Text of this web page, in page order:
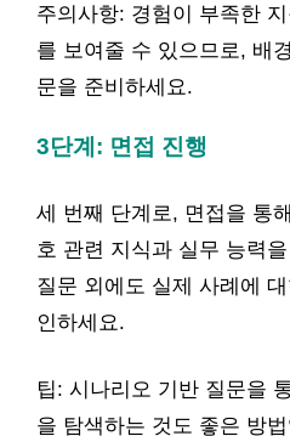
주의사항: 경험이 부족한
를 보여줄 수 있으므로, 배
문을 준비하세요.
3단계: 면접 진행
세 번째 단계로, 면접을 통
호 관련 지식과 실무 능력
질문 외에도 실제 사례에
인하세요.
팁: 시나리오 기반 질문을
을 탐색하는 것도 좋은 방